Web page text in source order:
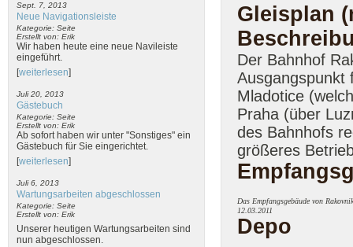
Sept. 7, 2013
Neue Navigationsleiste
Kategorie: Seite
Erstellt von: Erik
Wir haben heute eine neue Navileiste
eingeführt.
[weiterlesen]
Juli 20, 2013
Gästebuch
Kategorie: Seite
Erstellt von: Erik
Ab sofort haben wir unter "Sonstiges" ein
Gästebuch für Sie eingerichtet.
[weiterlesen]
Juli 6, 2013
Wartungsarbeiten abgeschlossen
Kategorie: Seite
Erstellt von: Erik
Unserer heutigen Wartungsarbeiten sind
nun abgeschlossen.
Gleisplan
Der Bahnhof
Ausgangspunkt
Mladotice
Praha (über
des Bahnhofs
größeres
Das Empfangsgebäude von Rakovnik
12.03.2011
Depo